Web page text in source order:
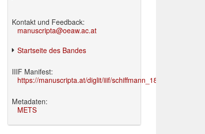
Kontakt und Feedback:
manuscripta@oeaw.ac.at
Startseite des Bandes
IIIF Manifest:
https://manuscripta.at/diglit/iiif/schiffmann_1895/manifest.json
Metadaten:
METS